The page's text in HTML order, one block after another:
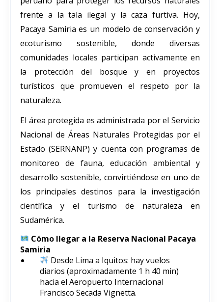
frente a la tala ilegal y la caza furtiva. Hoy,
Pacaya Samiria es un modelo de conservación y
ecoturismo sostenible, donde diversas
comunidades locales participan activamente en
la protección del bosque y en proyectos
turísticos que promueven el respeto por la
naturaleza.
El área protegida es administrada por el Servicio
Nacional de Áreas Naturales Protegidas por el
Estado (SERNANP) y cuenta con programas de
monitoreo de fauna, educación ambiental y
desarrollo sostenible, convirtiéndose en uno de
los principales destinos para la investigación
científica y el turismo de naturaleza en
Sudamérica.
Cómo llegar a la Reserva Nacional Pacaya
Samiria
Desde Lima a Iquitos: hay vuelos
diarios (aproximadamente 1 h 40 min)
hacia el Aeropuerto Internacional
Francisco Secada Vignetta.